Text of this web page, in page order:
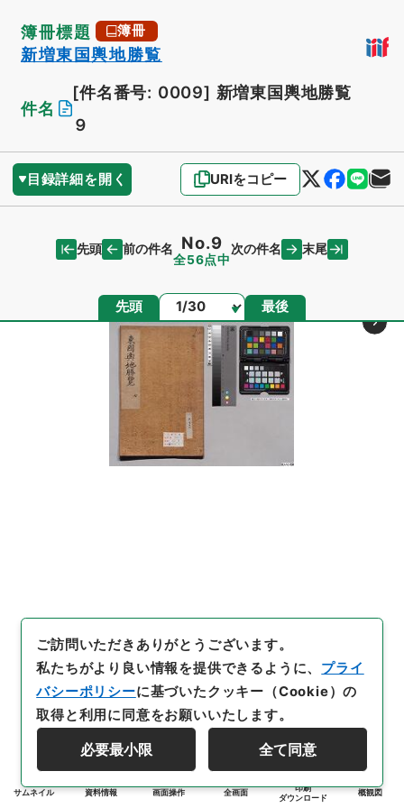
簿冊標題 簿冊
新増東国輿地勝覧
件名
[件名番号: 0009] 新増東国輿地勝覧
９
目録詳細を開く URIをコピー
先頭 前の件名 No.9
全56点中
次の件名 末尾
先頭 ページ 最後
サムネイル 資料情報 画面操作 全画面
印刷
ダウンロード
概観図
ご訪問いただきありがとうございます。
私たちがより良い情報を提供できるように、 プライ
バシーポリシーに基づいたクッキー（Cookie）の
取得と利用に同意をお願いいたします。
必要最小限 全て同意